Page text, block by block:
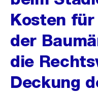
Kosten
der
die
Deckung